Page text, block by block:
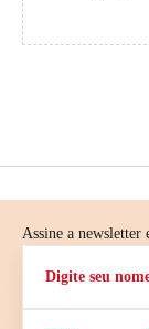
Assine a newsletter